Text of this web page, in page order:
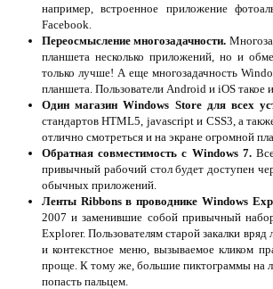
например, встроенное приложение
Facebook.
Переосмысление многозадачности.
планшета несколько приложений, но и
только лучше! А еще многозадачность
планшета. Пользователи Android и iOS такое
Один магазин Windows Store для всех
стандартов HTML5, javascript и CSS3, а
отлично смотреться и на экране огромной
Обратная совместимость с Windows 7.Все
привычный рабочий стол будет доступен
обычных приложений.
Ленты Ribbons в проводнике Windows
2007 и заменившие собой привычный
Explorer. Пользователям старой закалки
и контекстное меню, вызываемое кликом
проще. К тому же, большие пиктограммы на
попасть пальцем.